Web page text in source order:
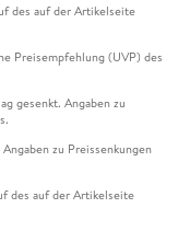
des auf der Artikelseite
Preisempfehlung (UVP) des
gesenkt. Angaben zu
zu Preissenkungen
des auf der Artikelseite